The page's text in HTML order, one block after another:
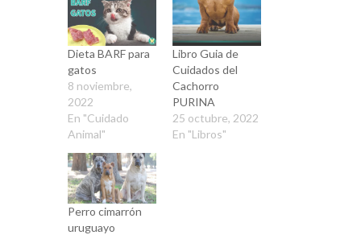
Dieta BARF para
gatos
8 noviembre,
2022
En "Cuidado
Animal"
Libro Guia de
Cuidados del
Cachorro
PURINA
25 octubre, 2022
En "Libros"
Perro cimarrón
uruguayo